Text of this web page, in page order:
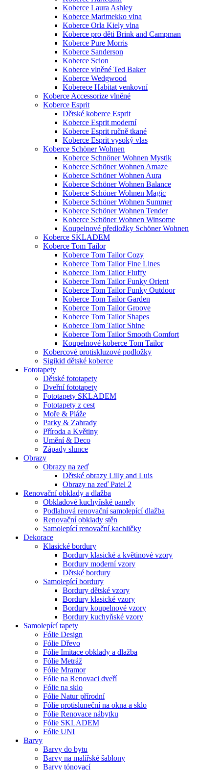
Koberce Laura Ashley
Koberce Marimekko vlna
Koberce Orla Kiely vlna
Koberce pro děti Brink and Campman
Koberce Pure Morris
Koberce Sanderson
Koberce Scion
Koberce vlněné Ted Baker
Koberce Wedgwood
Koberece Habitat venkovní
Koberce Accessorize vlněné
Koberce Esprit
Dětské koberce Esprit
Koberce Esprit moderní
Koberce Esprit ručně tkané
Koberce Esprit vysoký vlas
Koberce Schöner Wohnen
Koberce Schnöner Wohnen Mystik
Koberce Schöner Wohnen Amaze
Koberce Schöner Wohnen Aura
Koberce Schöner Wohnen Balance
Koberce Schöner Wohnen Magic
Koberce Schöner Wohnen Summer
Koberce Schöner Wohnen Tender
Koberce Schöner Wohnen Winsome
Koupelnové předložky Schöner Wohnen
Koberce SKLADEM
Koberce Tom Tailor
Koberce Tom Tailor Cozy
Koberce Tom Tailor Fine Lines
Koberce Tom Tailor Fluffy
Koberce Tom Tailor Funky Orient
Koberce Tom Tailor Funky Outdoor
Koberce Tom Tailor Garden
Koberce Tom Tailor Groove
Koberce Tom Tailor Shapes
Koberce Tom Tailor Shine
Koberce Tom Tailor Smooth Comfort
Koupelnové koberce Tom Tailor
Kobercové protiskluzové podložky
Sigikid dětské koberce
Fototapety
Dětské fototapety
Dveřní fototapety
Fototapety SKLADEM
Fototapety z cest
Moře & Pláže
Parky & Zahrady
Příroda a Květiny
Umění & Deco
Západy slunce
Obrazy
Obrazy na zeď
Dětské obrazy Lilly and Luis
Obrazy na zeď Patel 2
Renovační obklady a dlažba
Obkladové kuchyňské panely
Podlahová renovační samolepící dlažba
Renovační obklady stěn
Samolepící renovační kachličky
Dekorace
Klasické bordury
Bordury klasické a květinové vzory
Bordury moderní vzory
Dětské bordury
Samolepící bordury
Bordury dětské vzory
Bordury klasické vzory
Bordury koupelnové vzory
Bordury kuchyňské vzory
Samolepící tapety
Fólie Design
Fólie Dřevo
Fólie Imitace obklady a dlažba
Fólie Metráž
Fólie Mramor
Fólie na Renovaci dveří
Fólie na sklo
Fólie Natur přírodní
Fólie protisluneční na okna a sklo
Fólie Renovace nábytku
Fólie SKLADEM
Fólie UNI
Barvy
Barvy do bytu
Barvy na malířské šablony
Barvy tónovací